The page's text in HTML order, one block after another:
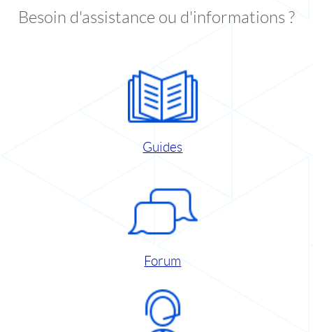
Besoin d'assistance ou d'informations ?
Guides
Forum